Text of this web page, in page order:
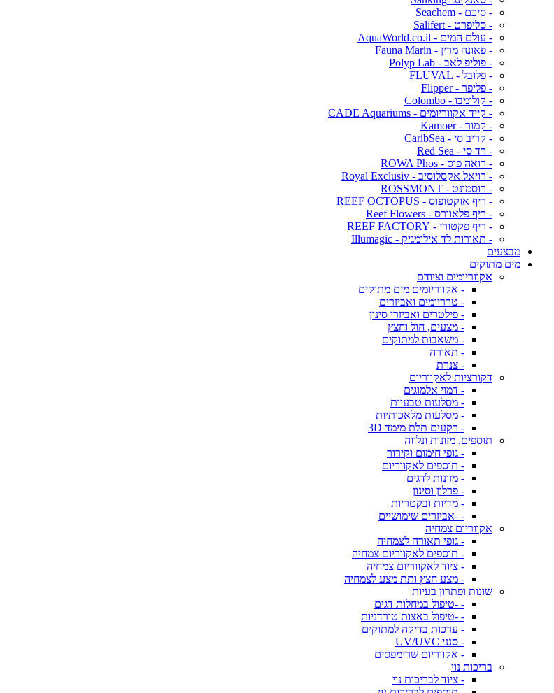
- סיכם - Seachem
- סליפרט - Salifert
- עולם המים - AquaWorld.co.il
- פאונה מרין - Fauna Marin
- פוליפ לאב - Polyp Lab
- פלובל - FLUVAL
- פליפר - Flipper
- קולומבו - Colombo
- קייד אקווריומים - CADE Aquariums
- קמור - Kamoer
- קריב סי - CaribSea
- רד סי - Red Sea
- רואה פוס - ROWA Phos
- רויאל אקסלוסיב - Royal Exclusiv
- רוסמונט - ROSSMONT
- ריף אוקטופוס - REEF OCTOPUS
- ריף פלאוורס - Reef Flowers
- ריף פקטורי - REEF FACTORY
- תאורות לד אילומגיק - Illumagic
מבצעים
מים מתוקים
אקווריומים וציודם
- אקווריומים מים מתוקים
- טרריומים ואביזרים
- פילטרים ואביזרי סינון
- מצעים, חול וחצץ
- משאבות למתוקים
- תאורה
- צנרת
דקורציות לאקווריום
- דמוי אלמוגים
- מסלעות טבעיות
- מסלעות מלאכותיות
- רקעים תלת מימד 3D
תוספים, מזונות ונלווה
- גופי חימום וקירור
- תוספים לאקווריום
- מזונות לדגים
- פרלון וסינון
- מדיות ובקטריות
- -אביזרים שימושיים
אקווריום צמחיה
- גופי תאורה לצמחיה
- תוספים לאקווריום צמחיה
- ציוד לאקווריום צמחיה
- מצע חצץ ותת מצע לצמחיה
שונות ופתרון בעיות
- -טיפול במחלות דגים
- -טיפול באצות טורדניות
- ערכות בדיקה למתוקים
- סנני UV/UVC
- אקווריום שרימפסים
בריכות נוי
- ציוד לבריכות נוי